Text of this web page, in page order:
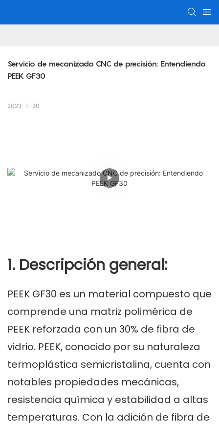
Servicio de mecanizado CNC de precisión: Entendiendo
PEEK GF30
2023-11-20
1. Descripción general:
PEEK GF30 es un material compuesto que
comprende una matriz polimérica de
PEEK reforzada con un 30% de fibra de
vidrio. PEEK, conocido por su naturaleza
termoplástica semicristalina, cuenta con
notables propiedades mecánicas,
resistencia química y estabilidad a altas
temperaturas. Con la adición de fibra de